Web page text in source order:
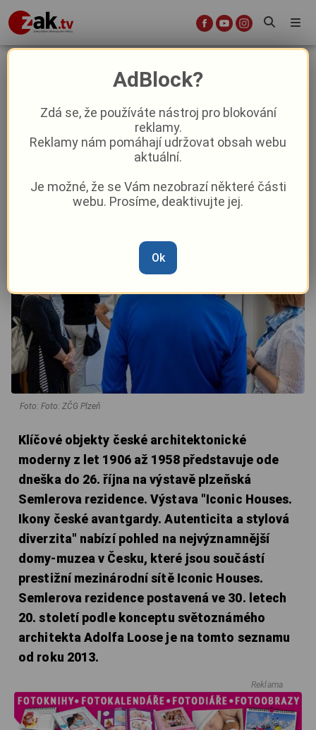
Semlerova rezidence hostí
přehlídku ikonických domů
20. 7. 2025|13:09
Foto: Foto: ZČG Plzeň
Klíčové objekty české architektonické
moderny z let 1906 až 1958 představuje ode
dneška do 26. října na výstavě plzeňská
Semlerova rezidence. Výstava "Iconic Houses.
Ikony české avantgardy. Autenticita a stylová
diverzita" nabízí pohled na nejvýznamnější
domy-muzea v Česku, které jsou součástí
prestižní mezinárodní sítě Iconic Houses.
Semlerova rezidence postavená ve 30. letech
20. století podle konceptu světoznámého
architekta Adolfa Loose je na tomto seznamu
od roku 2013.
Reklama
AdBlock?
Zdá se, že používáte nástroj pro blokování
reklamy.
Reklamy nám pomáhají udržovat obsah webu
aktuální.
Je možné, že se Vám nezobrazí některé části
webu. Prosíme, deaktivujte jej.
Ok